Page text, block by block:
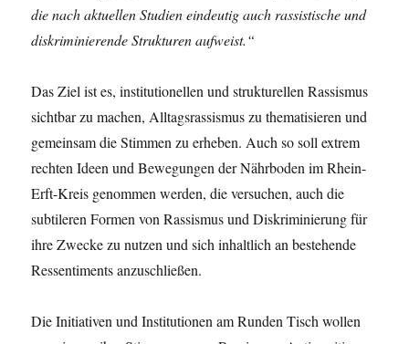
die nach aktuellen Studien eindeutig auch rassistische und
diskriminierende Strukturen aufweist.“
Das Ziel ist es, institutionellen und strukturellen Rassismus
sichtbar zu machen, Alltagsrassismus zu thematisieren und
gemeinsam die Stimmen zu erheben. Auch so soll extrem
rechten Ideen und Bewegungen der Nährboden im Rhein-
Erft-Kreis genommen werden, die versuchen, auch die
subtileren Formen von Rassismus und Diskriminierung für
ihre Zwecke zu nutzen und sich inhaltlich an bestehende
Ressentiments anzuschließen.
Die Initiativen und Institutionen am Runden Tisch wollen